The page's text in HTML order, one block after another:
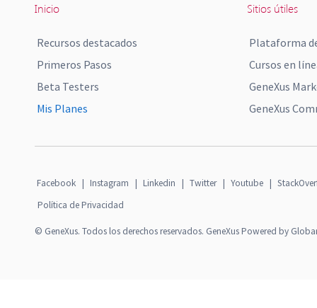
Inicio
Recursos destacados
Primeros Pasos
Beta Testers
Mis Planes
Sitios útiles
Plataforma
Cursos en
GeneXus
GeneXus
Facebook | Instagram | Linkedin | Twitter | Youtube |
Política de Privacidad
© GeneXus. Todos los derechos reservados. GeneXus Powered by